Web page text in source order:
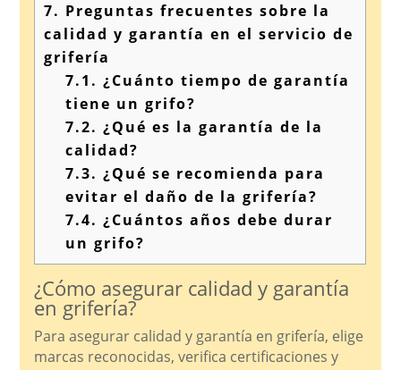
7. Preguntas frecuentes sobre la
calidad y garantía en el servicio de
grifería
7.1. ¿Cuánto tiempo de garantía
tiene un grifo?
7.2. ¿Qué es la garantía de la
calidad?
7.3. ¿Qué se recomienda para
evitar el daño de la grifería?
7.4. ¿Cuántos años debe durar
un grifo?
¿Cómo asegurar calidad y garantía
en grifería?
Para asegurar calidad y garantía en grifería, elige
marcas reconocidas, verifica certificaciones y